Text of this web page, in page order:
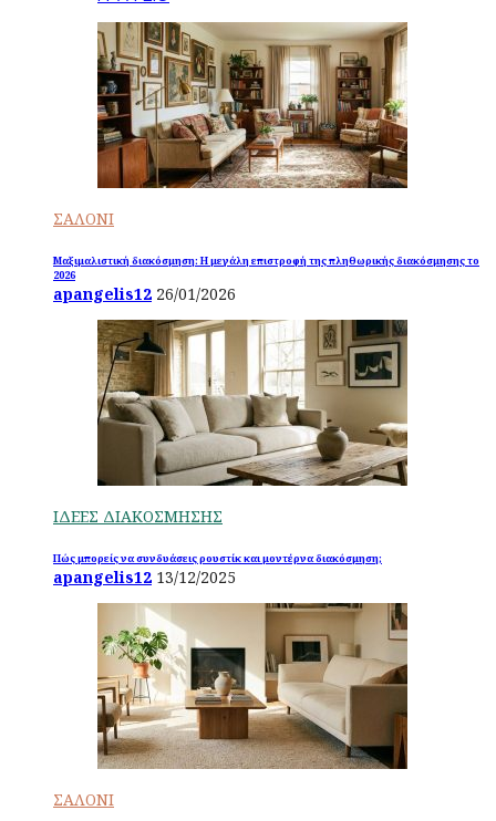
ΣΑΛΟΝΙ
Μαξιμαλιστική διακόσμηση: Η μεγάλη επιστροφή της πληθωρικής διακόσμησης το
2026
apangelis12 26/01/2026
ΙΔΕΕΣ ΔΙΑΚΟΣΜΗΣΗΣ
Πώς μπορείς να συνδυάσεις ρουστίκ και μοντέρνα διακόσμηση;
apangelis12 13/12/2025
ΣΑΛΟΝΙ